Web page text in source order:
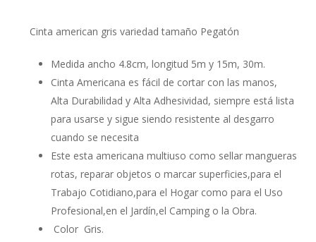
precios:
desde
€0,80
hasta
€2,25
Cinta american gris variedad tamaño Pegatón
Medida ancho 4.8cm, longitud 5m y 15m, 30m.
Cinta Americana es fácil de cortar con las manos,
Alta Durabilidad y Alta Adhesividad, siempre está lista
para usarse y sigue siendo resistente al desgarro
cuando se necesita
Este esta americana multiuso como sellar mangueras
rotas, reparar objetos o marcar superficies,para el
Trabajo Cotidiano,para el Hogar como para el Uso
Profesional,en el Jardín,el Camping o la Obra.
Color Gris.